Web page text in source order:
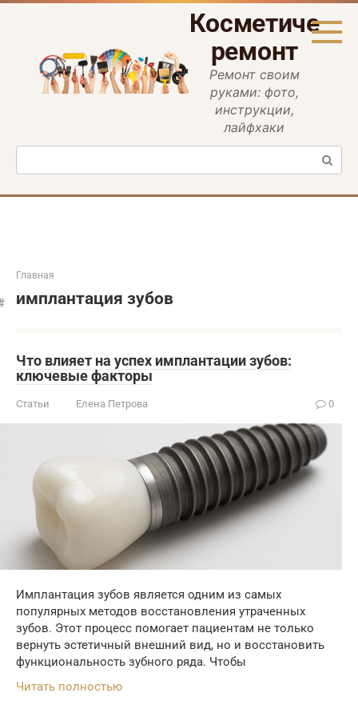
Перейти
ремонт
Ремонт своим
руками: фото,
инструкции,
лайфхаки
Поиск:
Главная
имплантация зубов
Что влияет на успех имплантации зубов:
ключевые факторы
Статьи Елена Петрова 0
Имплантация зубов является одним из самых
популярных методов восстановления утраченных
зубов. Этот процесс помогает пациентам не только
вернуть эстетичный внешний вид, но и восстановить
функциональность зубного ряда. Чтобы
Читать полностью